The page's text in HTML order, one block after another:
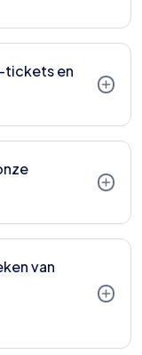
stoelen
tickets en
kunt
je een e-
e-mail.
van